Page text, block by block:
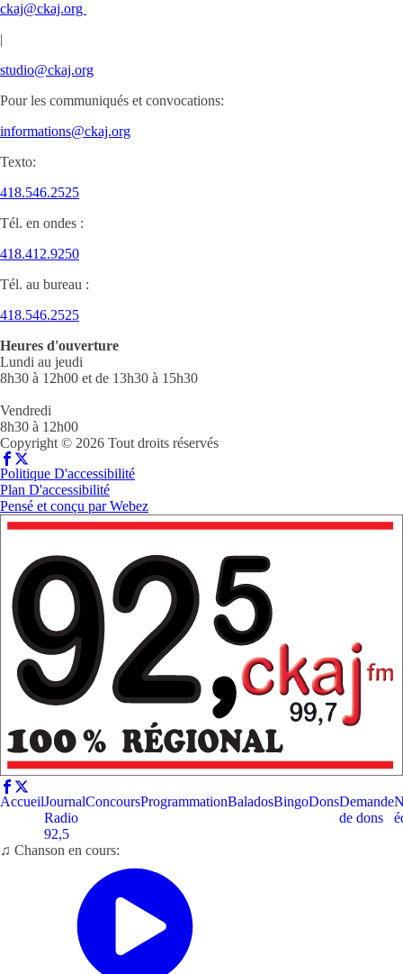
ckaj@ckaj.org
|
studio@ckaj.org
Pour les communiqués et convocations:
informations@ckaj.org
Texto:
418.546.2525
Tél. en ondes :
418.412.9250
Tél. au bureau :
418.546.2525
Heures d'ouverture
Lundi au jeudi
8h30 à 12h00 et de 13h30 à 15h30
Vendredi
8h30 à 12h00
Copyright © 2026 Tout droits réservés
Politique D'accessibilité
Plan D'accessibilité
Pensé et conçu parWebez
AccueilJournal
Radio
92,5
ConcoursProgrammationBaladosBingoDonsDemande
de dons
♫ Chanson en cours: